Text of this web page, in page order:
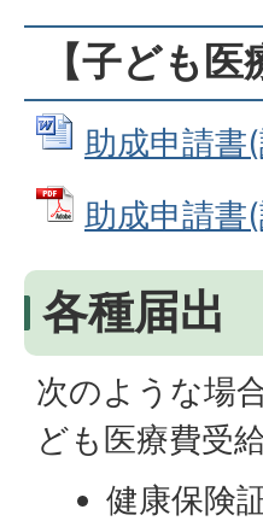
【子ども
助成申請書
助成申請書
各種届出
次のような場
ども医療費受
健康保険